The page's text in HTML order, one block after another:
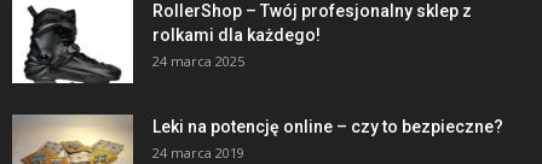
RollerShop – Twój profesjonalny sklep z
rolkami dla każdego!
24 marca 2025
Leki na potencję online – czy to bezpieczne?
24 marca 2019